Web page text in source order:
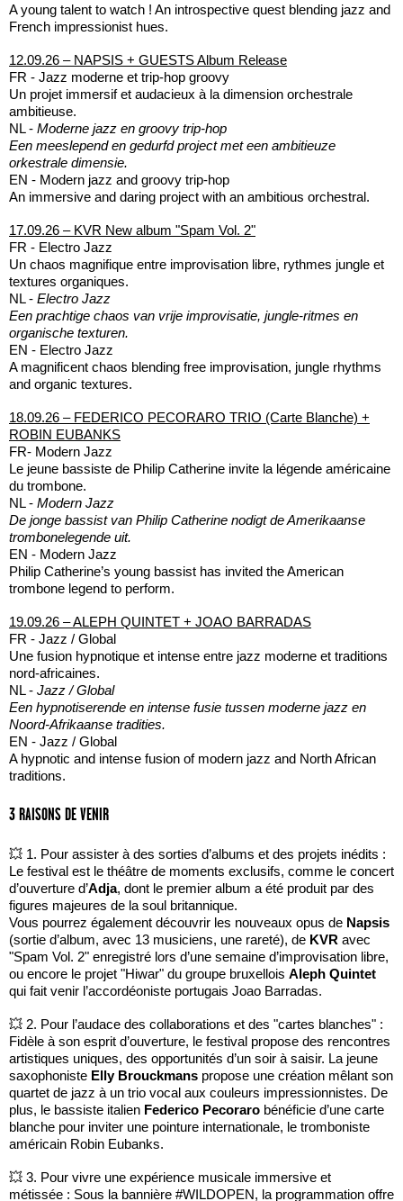
A young talent to watch ! An introspective quest blending jazz and
French impressionist hues.
12.09.26 – NAPSIS + GUESTS Album Release
FR - Jazz moderne et trip-hop groovy
Un projet immersif et audacieux à la dimension orchestrale
ambitieuse.
NL - Moderne jazz en groovy trip-hop
Een meeslepend en gedurfd project met een ambitieuze
orkestrale dimensie.
EN - Modern jazz and groovy trip-hop
An immersive and daring project with an ambitious orchestral.
17.09.26 – KVR New album "Spam Vol. 2"
FR - Electro Jazz
Un chaos magnifique entre improvisation libre, rythmes jungle et
textures organiques.
NL - Electro Jazz
Een prachtige chaos van vrije improvisatie, jungle-ritmes en
organische texturen.
EN - Electro Jazz
A magnificent chaos blending free improvisation, jungle rhythms
and organic textures.
18.09.26 – FEDERICO PECORARO TRIO (Carte Blanche) +
ROBIN EUBANKS
FR- Modern Jazz
Le jeune bassiste de Philip Catherine invite la légende américaine
du trombone.
NL - Modern Jazz
De jonge bassist van Philip Catherine nodigt de Amerikaanse
trombonelegende uit.
EN - Modern Jazz
Philip Catherine’s young bassist has invited the American
trombone legend to perform.
19.09.26 – ALEPH QUINTET + JOAO BARRADAS
FR - Jazz / Global
Une fusion hypnotique et intense entre jazz moderne et traditions
nord-africaines.
NL - Jazz / Global
Een hypnotiserende en intense fusie tussen moderne jazz en
Noord-Afrikaanse tradities.
EN - Jazz / Global
A hypnotic and intense fusion of modern jazz and North African
traditions.
3 RAISONS DE VENIR
💥 1. Pour assister à des sorties d’albums et des projets inédits :
Le festival est le théâtre de moments exclusifs, comme le concert
d’ouverture d’Adja, dont le premier album a été produit par des
figures majeures de la soul britannique.
Vous pourrez également découvrir les nouveaux opus de Napsis
(sortie d’album, avec 13 musiciens, une rareté), de KVR avec
"Spam Vol. 2" enregistré lors d’une semaine d’improvisation libre,
ou encore le projet "Hiwar" du groupe bruxellois Aleph Quintet
qui fait venir l’accordéoniste portugais Joao Barradas.
💥 2. Pour l’audace des collaborations et des "cartes blanches" :
Fidèle à son esprit d’ouverture, le festival propose des rencontres
artistiques uniques, des opportunités d’un soir à saisir. La jeune
saxophoniste Elly Brouckmans propose une création mêlant son
quartet de jazz à un trio vocal aux couleurs impressionnistes. De
plus, le bassiste italien Federico Pecoraro bénéficie d’une carte
blanche pour inviter une pointure internationale, le tromboniste
américain Robin Eubanks.
💥 3. Pour vivre une expérience musicale immersive et
métissée : Sous la bannière #WILDOPEN, la programmation offre